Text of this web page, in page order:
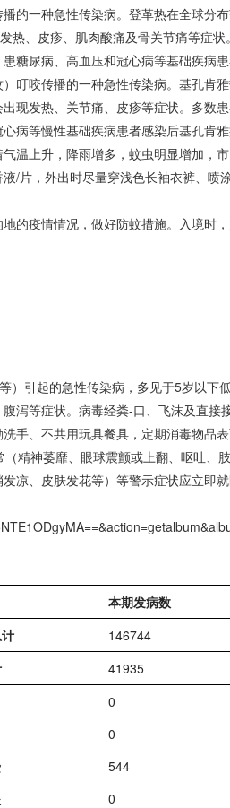
一种急性传染病。登革热在全球分
、皮疹、肌肉酸痛及骨关节痛等症
糖尿病、高血压和冠心病等基础疾病
咬传播的一种急性传染病。基孔肯
现发热、关节痛、皮疹等症状。多数
病等慢性基础疾病患者感染后基孔肯雅
上升，降雨增多，蚊虫明显增加，
/片，外出时尽量穿浅色长袖衣裤、喷
疫情情况，做好防蚊措施。入境时
引起的急性传染病，多见于5岁以下
泻等症状。病毒经粪-口、飞沫及直接
、不共用玩具餐具，定期消毒物品
精神萎靡、眼球震颤或上翻、呕吐、
凉、皮肤发花等）等警示症状应立即就
本期发病数
146744
41935
0
0
544
0